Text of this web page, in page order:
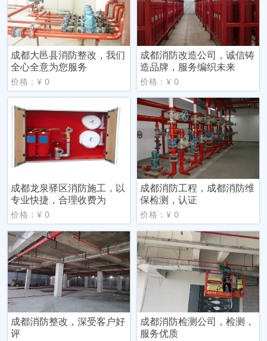
成都大邑县消防整改，我们
全心全意为您服务
价格：¥ 0
成都消防改造公司，诚信铸
造品牌，服务编织未来
价格：¥ 0
成都龙泉驿区消防施工，以
专业快捷，合理收费为
价格：¥ 0
成都消防工程，成都消防维
保检测，认证
价格：¥ 0
成都消防整改，深受客户好
评
成都消防检测公司，检测，
服务优质